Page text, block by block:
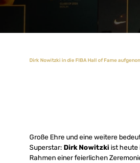
Dirk Nowitzki in die FIBA Hall of Fame
Große Ehre und eine weitere
Superstar: Dirk Nowitzki ist heute
Rahmen einer feierlichen